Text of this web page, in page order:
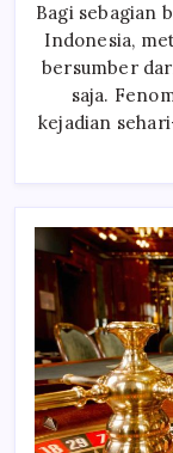
Bagi sebagian
Indonesia,
bersumber
saja.
kejadian